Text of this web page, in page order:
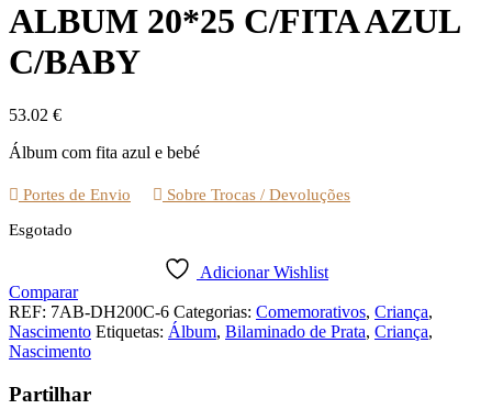
ALBUM 20*25 C/FITA AZUL
C/BABY
53.02 €
Álbum com fita azul e bebé
Portes de Envio
Sobre Trocas / Devoluções
Esgotado
Adicionar Wishlist
Comparar
REF: 7AB-DH200C-6 Categorias: Comemorativos, Criança,
Nascimento Etiquetas: Álbum, Bilaminado de Prata, Criança,
Nascimento
Partilhar